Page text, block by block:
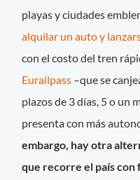
playas y ciudades
alquilar un auto y
con el costo del tren
Eurailpass –que se
plazos de 3 días, 5 o un
presenta con más
embargo, hay otra
que recorre el país